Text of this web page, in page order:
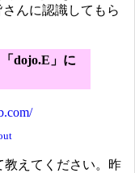
さんに認識してもら
dojo.E」に
教えてください。昨